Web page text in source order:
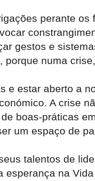
perante os
gestos e
numa
e estar aberto a
A crise
boas-práticas
um espaço de
talentos de
esperança na